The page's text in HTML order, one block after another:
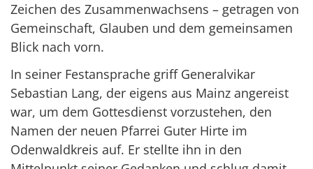
Zeichen des Zusammenwachsens – getragen von
Gemeinschaft, Glauben und dem gemeinsamen
Blick nach vorn.
In seiner Festansprache griff Generalvikar
Sebastian Lang, der eigens aus Mainz angereist
war, um dem Gottesdienst vorzustehen, den
Namen der neuen Pfarrei Guter Hirte im
Odenwaldkreis auf. Er stellte ihn in den